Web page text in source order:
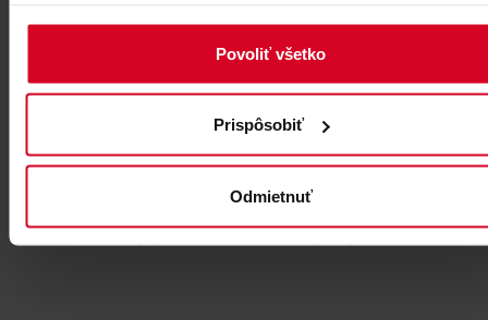
Povoliť všetko
Prispôsobiť
Odmietnuť